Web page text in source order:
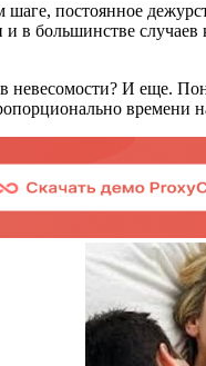
постоянное
большинстве
в невесомости? И еще.
времени